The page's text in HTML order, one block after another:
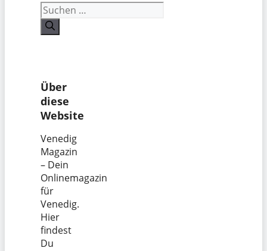
Suchen
nach:
Über
diese
Website
Venedig
Magazin
– Dein
Onlinemagazin
für
Venedig.
Hier
findest
Du